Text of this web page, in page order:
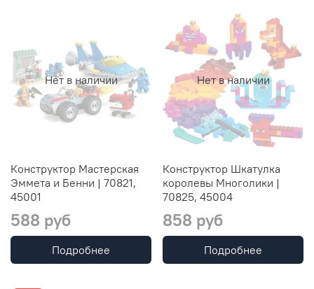
Нет в наличии
Конструктор Мастерская
Эммета и Бенни | 70821,
45001
588 руб
Подробнее
Нет в наличии
Конструктор Шкатулка
королевы Многолики |
70825, 45004
858 руб
Подробнее